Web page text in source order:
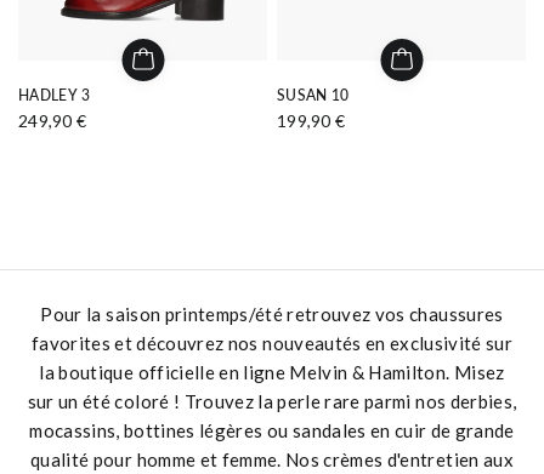
HADLEY 3
249,90 €
SUSAN 10
199,90 €
Pour la saison printemps/été retrouvez vos chaussures
favorites et découvrez nos nouveautés en exclusivité sur
la boutique officielle en ligne Melvin & Hamilton. Misez
sur un été coloré ! Trouvez la perle rare parmi nos derbies,
mocassins, bottines légères ou sandales en cuir de grande
qualité pour homme et femme. Nos crèmes d'entretien aux